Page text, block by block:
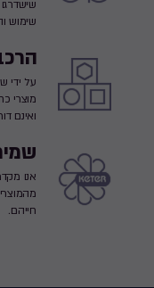
שימוש
על ידי
מוצרי
ואינם
חייהם.